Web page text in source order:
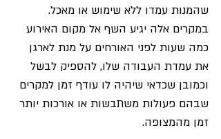
שהמנות עמדו ללא שימוש או מאכל.
במקרים אלה יגיע השף אל מקום האירוע
כמה שעות לפני האורחים על מנת לארגן
את עמדת העבודה שלו, להספיק לבשל
וכמובן שכדאי שיהיה לו עודף זמן למקרים
שבהם פעולות משתבשות או אורכות יותר
זמן מהמצופה.